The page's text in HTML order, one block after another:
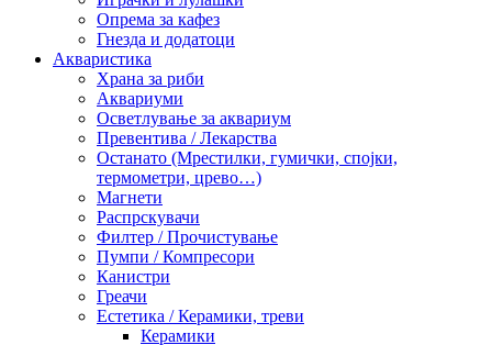
Опрема за кафез
Гнезда и додатоци
Акваристика
Храна за риби
Аквариуми
Осветлување за аквариум
Превентива / Лекарства
Останато (Мрестилки, гумички, спојки,
термометри, црево…)
Магнети
Распрскувачи
Филтер / Прочистување
Пумпи / Компресори
Канистри
Греачи
Естетика / Керамики, треви
Керамики